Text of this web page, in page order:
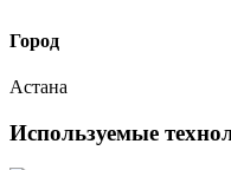
Город
Астана
Используемые